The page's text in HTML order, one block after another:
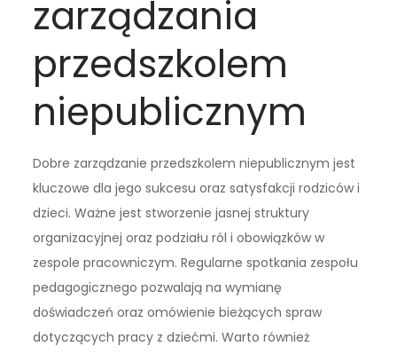
zarządzania
przedszkolem
niepublicznym
Dobre zarządzanie przedszkolem niepublicznym jest
kluczowe dla jego sukcesu oraz satysfakcji rodziców i
dzieci. Ważne jest stworzenie jasnej struktury
organizacyjnej oraz podziału ról i obowiązków w
zespole pracowniczym. Regularne spotkania zespołu
pedagogicznego pozwalają na wymianę
doświadczeń oraz omówienie bieżących spraw
dotyczących pracy z dziećmi. Warto również